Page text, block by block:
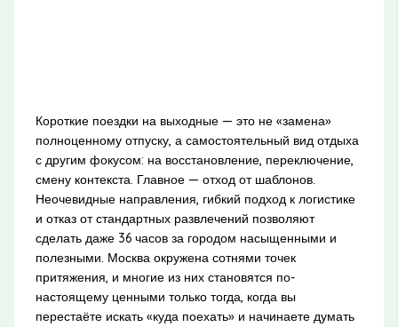
Короткие поездки на выходные — это не «замена»
полноценному отпуску, а самостоятельный вид отдыха
с другим фокусом: на восстановление, переключение,
смену контекста. Главное — отход от шаблонов.
Неочевидные направления, гибкий подход к логистике
и отказ от стандартных развлечений позволяют
сделать даже 36 часов за городом насыщенными и
полезными. Москва окружена сотнями точек
притяжения, и многие из них становятся по-
настоящему ценными только тогда, когда вы
перестаёте искать «куда поехать» и начинаете думать